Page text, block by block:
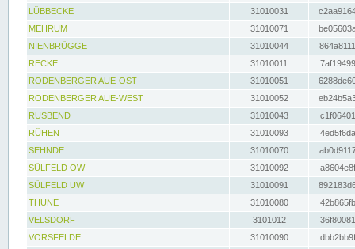
LÜBBECKE
31010031
MEHRUM
31010071
NIENBRÜGGE
31010044
RECKE
31010011
RODENBERGER AUE-OST
31010051
RODENBERGER AUE-WEST
31010052
RUSBEND
31010043
RÜHEN
31010093
SEHNDE
31010070
SÜLFELD OW
31010092
SÜLFELD UW
31010091
THUNE
31010080
VELSDORF
3101012
VORSFELDE
31010090